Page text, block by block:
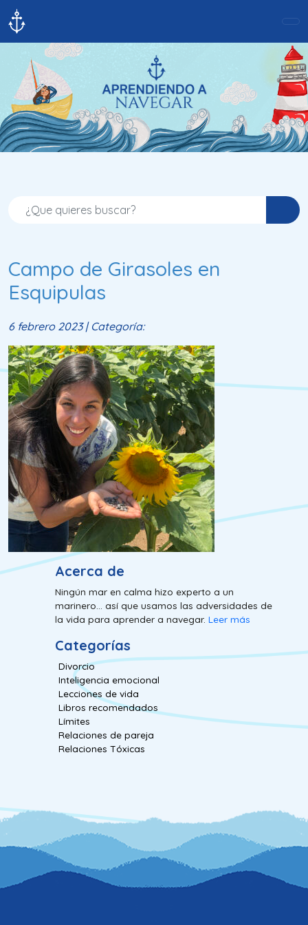
Campo de Girasoles en
Esquipulas
6 febrero 2023 | Categoría:
Acerca de
Ningún mar en calma hizo experto a un
marinero... así que usamos las adversidades de
la vida para aprender a navegar. Leer más
Categorías
Divorcio
Inteligencia emocional
Lecciones de vida
Libros recomendados
Límites
Relaciones de pareja
Relaciones Tóxicas